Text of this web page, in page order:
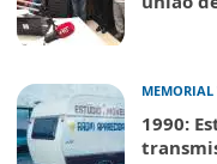
MEMORIAL
1990: